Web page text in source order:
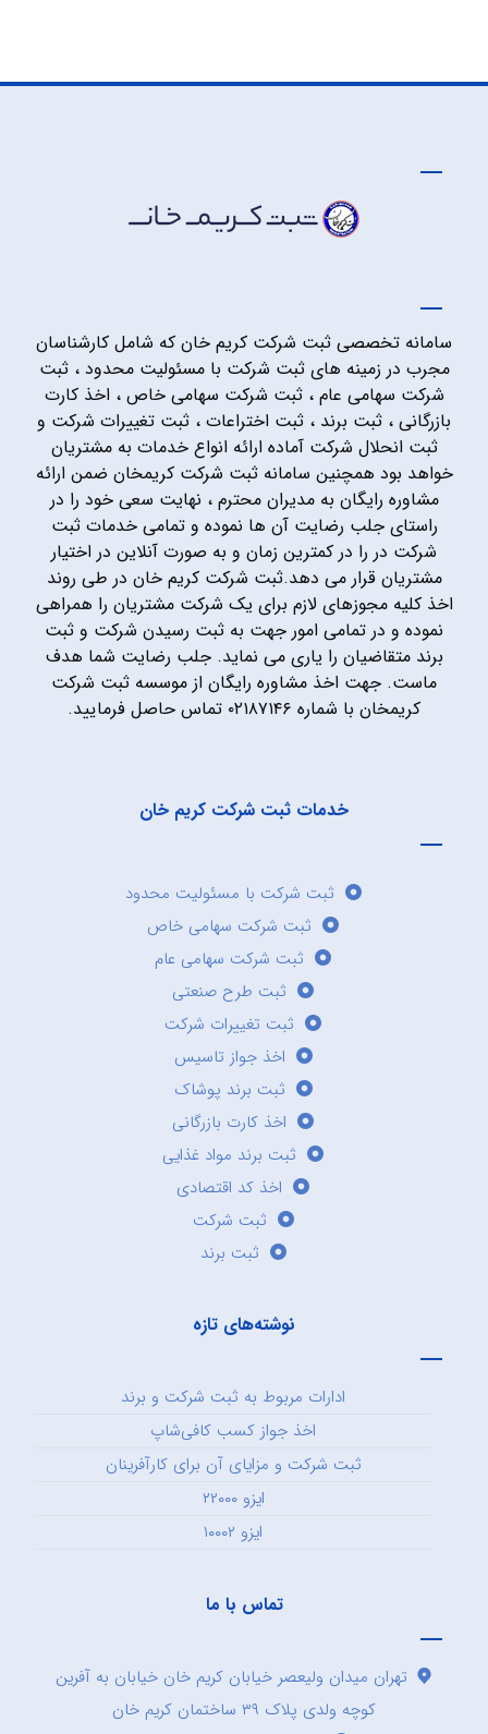
سامانه تخصصی ثبت شرکت کریم خان که شامل کارشناسان
مجرب در زمینه های ثبت شرکت با مسئولیت محدود ، ثبت
شرکت سهامی عام ، ثبت شرکت سهامی خاص ، اخذ کارت
بازرگانی ، ثبت برند ، ثبت اختراعات ، ثبت تغییرات شرکت و
ثبت انحلال شرکت آماده ارائه انواع خدمات به مشتریان
خواهد بود همچنین سامانه ثبت شرکت کریمخان ضمن ارائه
مشاوره رایگان به مدیران محترم ، نهایت سعی خود را در
راستای جلب رضایت آن ها نموده و تمامی خدمات ثبت
شرکت در را در کمترین زمان و به صورت آنلاین در اختیار
مشتریان قرار می دهد.ثبت شرکت کریم خان در طی روند
اخذ کلیه مجوزهای لازم برای یک شرکت مشتریان را همراهی
نموده و در تمامی امور جهت به ثبت رسیدن شرکت و ثبت
برند متقاضیان را یاری می نماید. جلب رضایت شما هدف
ماست. جهت اخذ مشاوره رایگان از موسسه ثبت شرکت
کریمخان با شماره ۰۲۱۸۷۱۴۶ تماس حاصل فرمایید.
خدمات ثبت شرکت کریم خان
ثبت شرکت با مسئولیت محدود
ثبت شرکت سهامی خاص
ثبت شرکت سهامی عام
ثبت طرح صنعتی
ثبت تغییرات شرکت
اخذ جواز تاسیس
ثبت برند پوشاک
اخذ کارت بازرگانی
ثبت برند مواد غذایی
اخذ کد اقتصادی
ثبت شرکت
ثبت برند
نوشته‌های تازه
ادارات مربوط به ثبت شرکت و برند
اخذ جواز کسب کافی‌شاپ
ثبت شرکت و مزایای آن برای کارآفرینان
ایزو ۲۲۰۰۰
ایزو ۱۰۰۰۲
تماس با ما
تهران میدان ولیعصر خیابان کریم خان خیابان به آفرین
کوچه ولدی پلاک ۳۹ ساختمان کریم خان